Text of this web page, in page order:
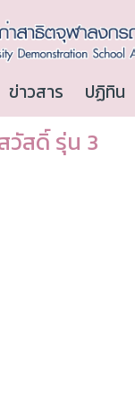
ข่าวสาร ปฏิทิน
สดิ์ รุ่น 3